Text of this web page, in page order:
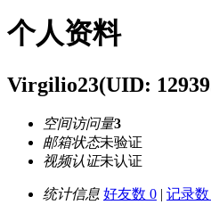
个人资料
Virgilio23(UID:
空间访问量3
邮箱状态未验证
视频认证未认证
统计信息 好友数 0 | 记录数